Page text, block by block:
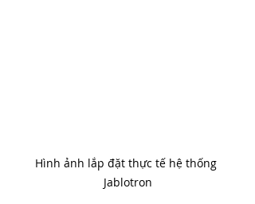
Hình ảnh lắp đặt thực tế hệ thống
Jablotron